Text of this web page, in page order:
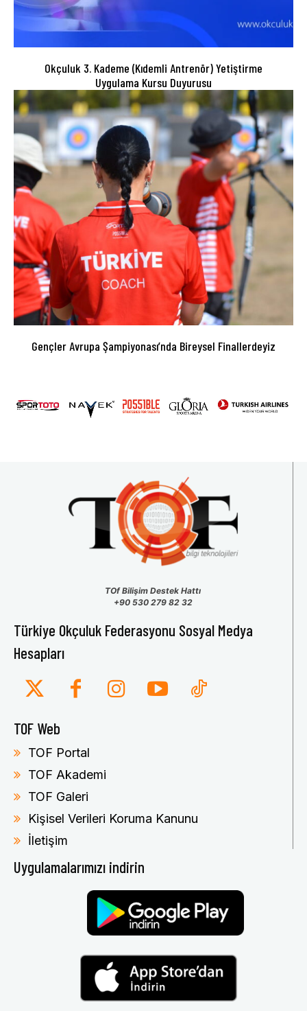
Okçuluk 3. Kademe (Kıdemli Antrenör) Yetiştirme
Uygulama Kursu Duyurusu
Gençler Avrupa Şampiyonası’nda Bireysel Finallerdeyiz
TOf Bilişim Destek Hattı
+90 530 279 82 32
Türkiye Okçuluk Federasyonu Sosyal Medya
Hesapları
TOF Web
TOF Portal
TOF Akademi
TOF Galeri
Kişisel Verileri Koruma Kanunu
İletişim
Uygulamalarımızı indirin